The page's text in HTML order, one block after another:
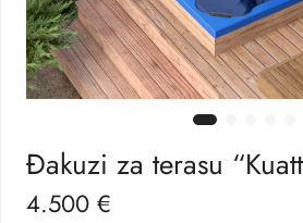
Đakuzi za terasu
4.500 €